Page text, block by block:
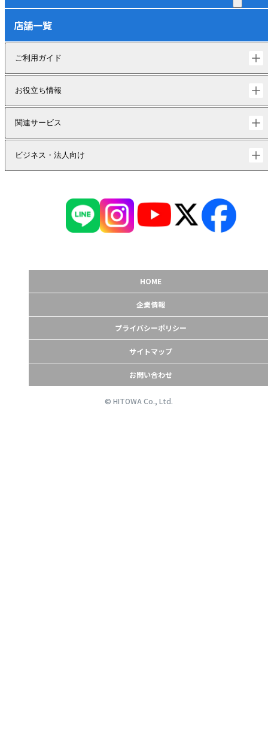
店舗一覧
ご利用ガイド
お役立ち情報
関連サービス
ビジネス・法人向け
HOME
企業情報
プライバシーポリシー
サイトマップ
お問い合わせ
© HITOWA Co., Ltd.